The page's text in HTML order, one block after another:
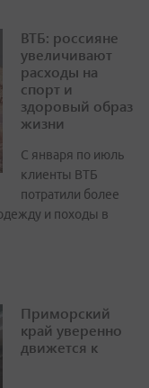
ВТБ: россияне
увеличивают
расходы на
спорт и
здоровый образ
жизни
С января по июль
клиенты ВТБ
потратили более
и походы в
Приморский
край уверенно
движется к